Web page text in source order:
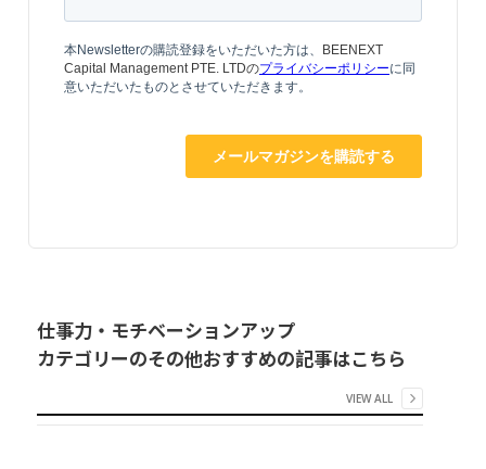
仕事力・モチベーションアップ
カテゴリーのその他おすすめの記事はこちら
VIEW ALL